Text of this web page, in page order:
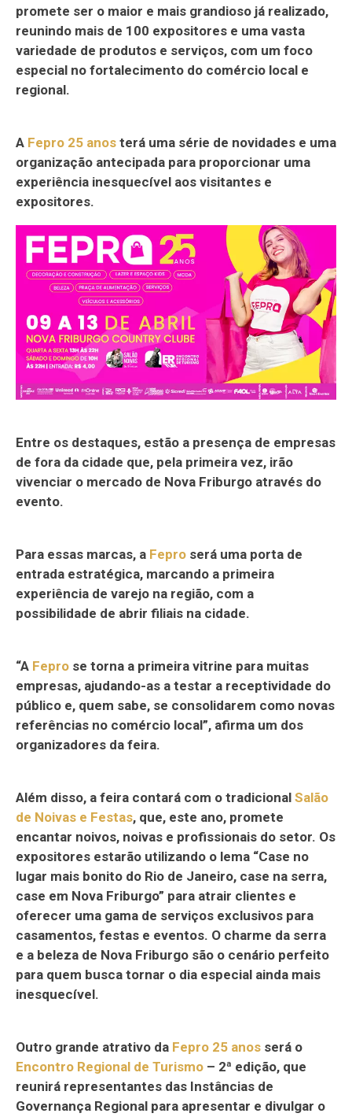
promete ser o maior e mais grandioso já realizado,
reunindo mais de 100 expositores e uma vasta
variedade de produtos e serviços, com um foco
especial no fortalecimento do comércio local e
regional.
A Fepro 25 anos terá uma série de novidades e uma
organização antecipada para proporcionar uma
experiência inesquecível aos visitantes e
expositores.
Entre os destaques, estão a presença de empresas
de fora da cidade que, pela primeira vez, irão
vivenciar o mercado de Nova Friburgo através do
evento.
Para essas marcas, a Fepro será uma porta de
entrada estratégica, marcando a primeira
experiência de varejo na região, com a
possibilidade de abrir filiais na cidade.
“A Fepro se torna a primeira vitrine para muitas
empresas, ajudando-as a testar a receptividade do
público e, quem sabe, se consolidarem como novas
referências no comércio local”, afirma um dos
organizadores da feira.
Além disso, a feira contará com o tradicional Salão
de Noivas e Festas, que, este ano, promete
encantar noivos, noivas e profissionais do setor. Os
expositores estarão utilizando o lema “Case no
lugar mais bonito do Rio de Janeiro, case na serra,
case em Nova Friburgo” para atrair clientes e
oferecer uma gama de serviços exclusivos para
casamentos, festas e eventos. O charme da serra
e a beleza de Nova Friburgo são o cenário perfeito
para quem busca tornar o dia especial ainda mais
inesquecível.
Outro grande atrativo da Fepro 25 anos será o
Encontro Regional de Turismo – 2ª edição, que
reunirá representantes das Instâncias de
Governança Regional para apresentar e divulgar o